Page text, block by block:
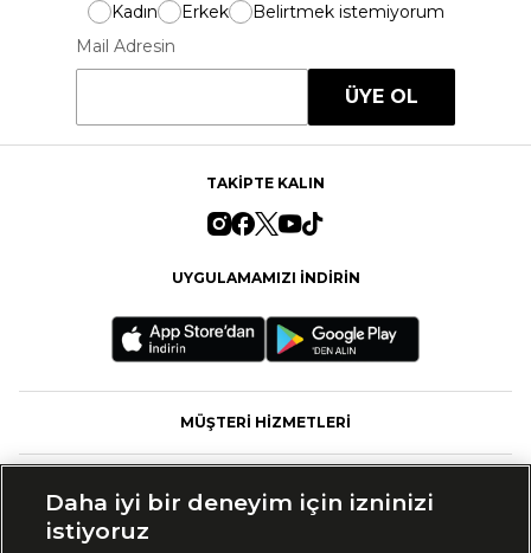
Kadın Erkek
Belirtmek istemiyorum
Mail Adresin
ÜYE OL
TAKİPTE KALIN
UYGULAMAMIZI İNDİRİN
MÜŞTERİ HİZMETLERİ
Daha iyi bir deneyim için izninizi
istiyoruz